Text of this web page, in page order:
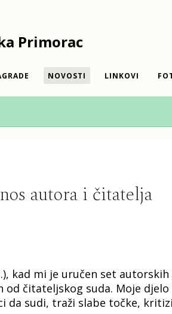
Primorac
NOVOSTI LINKOVI
autora i čitatelja
kad mi je uručen set
čitateljskog suda. Moje
da sudi, traži slabe točke,